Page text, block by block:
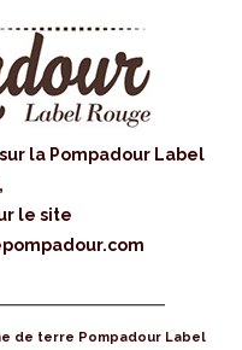
la Pompadour Label
le site
de terre Pompadour Label